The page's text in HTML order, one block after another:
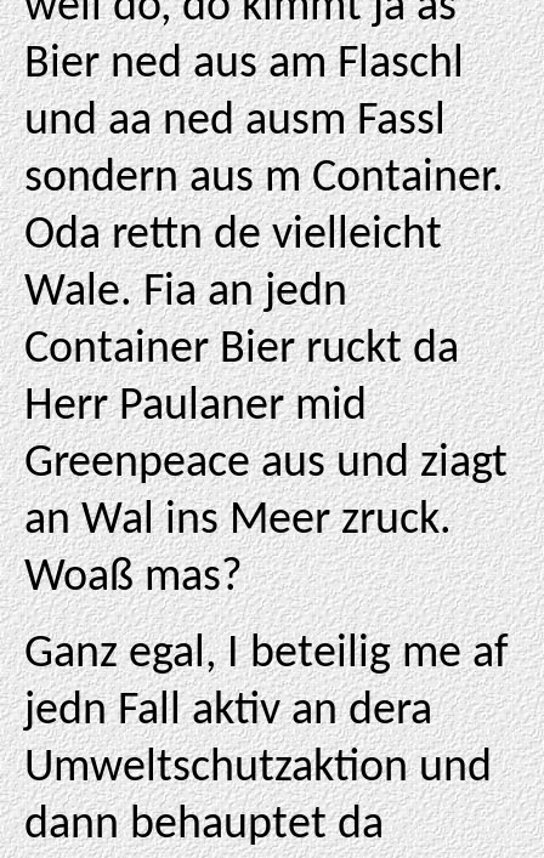
Bier ned aus am Flaschl
und aa ned ausm Fassl
sondern aus m Container.
Oda rettn de vielleicht
Wale. Fia an jedn
Container Bier ruckt da
Herr Paulaner mid
Greenpeace aus und ziagt
an Wal ins Meer zruck.
Woaß mas?
Ganz egal, I beteilig me af
jedn Fall aktiv an dera
Umweltschutzaktion und
dann behauptet da